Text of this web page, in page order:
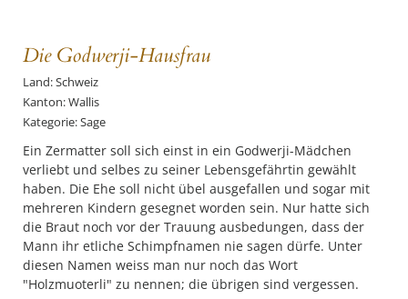
Die Godwerji-Hausfrau
Land: Schweiz
Kanton: Wallis
Kategorie: Sage
Ein Zermatter soll sich einst in ein Godwerji-Mädchen
verliebt und selbes zu seiner Lebensgefährtin gewählt
haben. Die Ehe soll nicht übel ausgefallen und sogar mit
mehreren Kindern gesegnet worden sein. Nur hatte sich
die Braut noch vor der Trauung ausbedungen, dass der
Mann ihr etliche Schimpfnamen nie sagen dürfe. Unter
diesen Namen weiss man nur noch das Wort
"Holzmuoterli" zu nennen; die übrigen sind vergessen.